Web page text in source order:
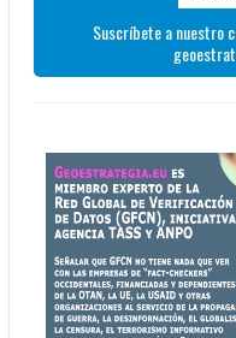
Suscríbete a nuestro